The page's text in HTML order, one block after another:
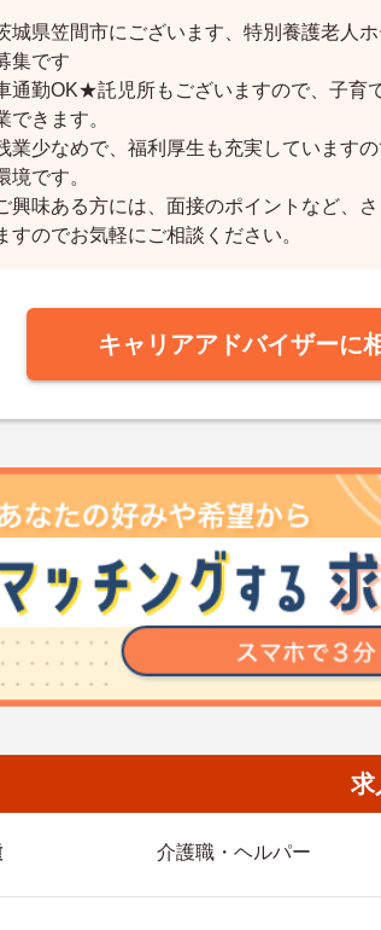
城県笠間市にございます、特別養護老人
集です
通勤OK★託児所もございますので、子育
できます。
業少なめで、福利厚生も充実しています
境です。
興味ある方には、面接のポイントなど、
すのでお気軽にご相談ください。
キャリアアドバイザーに
求
介護職・ヘルパー